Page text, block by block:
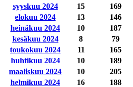
syyskuu 2024
15 169
elokuu 2024
13 146
heinäkuu 2024
10 187
kesäkuu 2024
8 79
toukokuu 2024
11 165
huhtikuu 2024
10 189
maaliskuu 2024
10 205
helmikuu 2024
16 188